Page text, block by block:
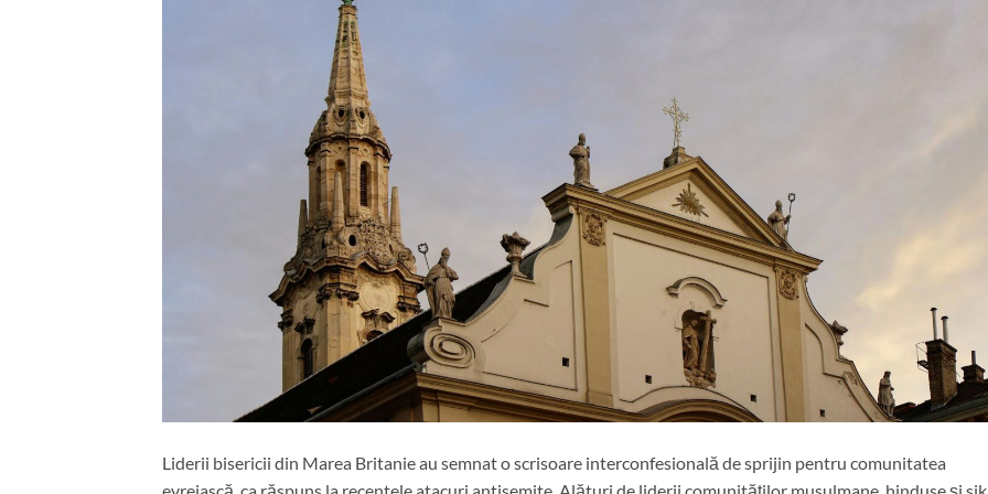
Liderii bisericii din Marea Britanie au semnat o scrisoare interconfesională de sprijin pentru comunitatea
evreiască, ca răspuns la recentele atacuri antisemite. Alături de liderii comunităților musulmane, hinduse și